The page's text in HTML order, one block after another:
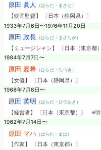
原田 眞人 （はらだ・まさと）
【映画監督】 〔日本（静岡県）〕
1933年7月6日〜1976年11月20日
原田 政長（はらだ・まさなが）
【ミュージシャン】 〔日本（東京都）
1984年7月7日〜
原田 夏希（はらだ・なつき）
【女優】 〔日本（静岡県）〕
1968年7月8日〜
原田 英明 （はらだ・ひであき）
【経営者】 〔日本（東京都）〕 ※
1962年7月14日〜
原田 マハ （はらだ・まは）
【作家】 〔日本（東京都）〕